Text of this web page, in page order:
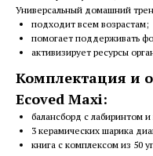
Универсальный домашний
подходит всем возрастам;
помогает поддерживать
активизирует ресурсы
Комплектация и
Ecoved Maxi:
балансборд с лабиринтом
3 керамических шарика
книга с комплексом из 50